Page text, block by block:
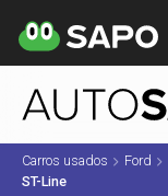
Carros usados Ford
ST-Line